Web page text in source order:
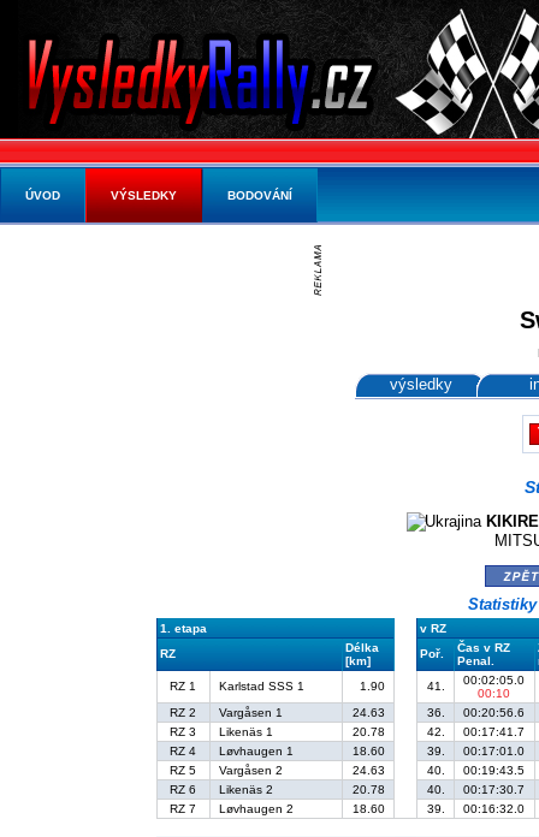
výsledky
1. etapa
v RZ
RZ
Délka
[km]
Poř.
Čas v RZ
Penal.
RZ 1
Karlstad SSS 1 1.90 41.
00:02:05.0
00:10
RZ 2
Vargåsen 1 24.63 36.
00:20:56.6
RZ 3
Likenäs 1 20.78 42.
00:17:41.7
RZ 4
Løvhaugen 1 18.60 39.
00:17:01.0
RZ 5
Vargåsen 2 24.63 40.
00:19:43.5
RZ 6
Likenäs 2 20.78 40.
00:17:30.7
RZ 7
Løvhaugen 2 18.60 39. 00:16:32.0
ÚVOD VÝSLEDKY BODOVÁNÍ